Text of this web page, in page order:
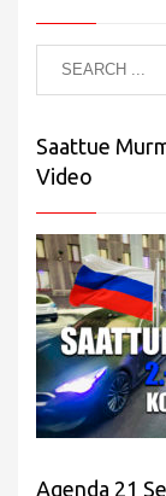
Saattue
Video
Agenda 21